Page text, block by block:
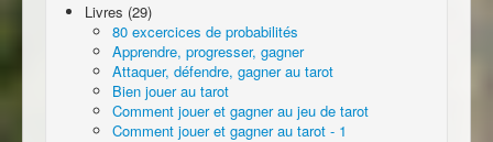
Livres (29)
80 excercices de probabilités
Apprendre, progresser, gagner
Attaquer, défendre, gagner au tarot
Bien jouer au tarot
Comment jouer et gagner au jeu de tarot
Comment jouer et gagner au tarot - 1